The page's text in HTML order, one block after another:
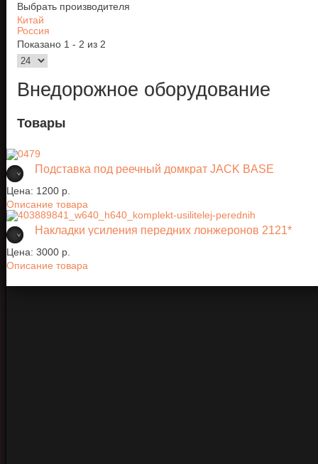
Выбрать производителя
Китай
Россия
Показано 1 - 2 из 2
Внедорожное оборудование
Товары
Подставка под реечный домкрат JACK BASE
Цена: 1200 p.
Описание товара
Накладки усиления передних лонжеронов 2121*
Цена: 3000 p.
Описание товара